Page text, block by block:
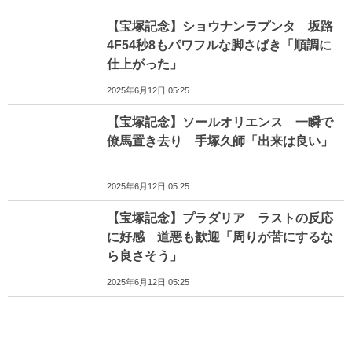
【宝塚記念】ショウナンラプンタ 坂路
4F54秒8もパワフルな脚さばき「順調に
仕上がった」
2025年6月12日 05:25
【宝塚記念】ソールオリエンス 一瞬で
僚馬置き去り 手塚久師「出来は良い」
2025年6月12日 05:25
【宝塚記念】プラダリア ラストの反応
に好感 道悪も歓迎「周りが苦にするな
ら良さそう」
2025年6月12日 05:25